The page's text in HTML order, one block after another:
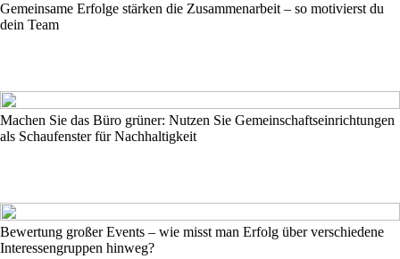
Gemeinsame Erfolge stärken die Zusammenarbeit – so motivierst du
dein Team
Machen Sie das Büro grüner: Nutzen Sie Gemeinschaftseinrichtungen
als Schaufenster für Nachhaltigkeit
Bewertung großer Events – wie misst man Erfolg über verschiedene
Interessengruppen hinweg?